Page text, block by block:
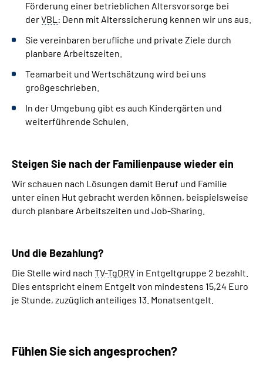
Förderung einer betrieblichen Altersvorsorge bei
derVBL : Denn mit Alterssicherung kennen wir uns aus.
Sie vereinbaren berufliche und private Ziele durch
planbare Arbeitszeiten.
Teamarbeit und Wertschätzung wird bei uns
großgeschrieben.
In der Umgebung gibt es auch Kindergärten und
weiterführende Schulen.
Steigen Sie nach der Familienpause wieder ein
Wir schauen nach Lösungen damit Beruf und Familie
unter einen Hut gebracht werden können, beispielsweise
durch planbare Arbeitszeiten und Job-Sharing
Und die Bezahlung?
Die Stelle wird nach TV-TgDRV in Entgeltgruppe 2 bezahlt.
Dies entspricht einem Entgelt von mindestens 15,24 Euro
je Stunde, zuzüglich anteiliges 13. Monatsentgelt.
Fühlen Sie sich angesprochen?